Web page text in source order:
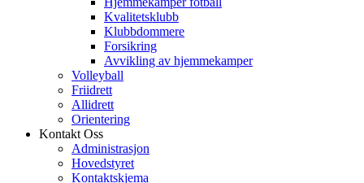
Kvalitetsklubb
Klubbdommere
Forsikring
Avvikling av hjemmekamper
Volleyball
Friidrett
Allidrett
Orientering
Kontakt Oss
Administrasjon
Hovedstyret
Kontaktskjema